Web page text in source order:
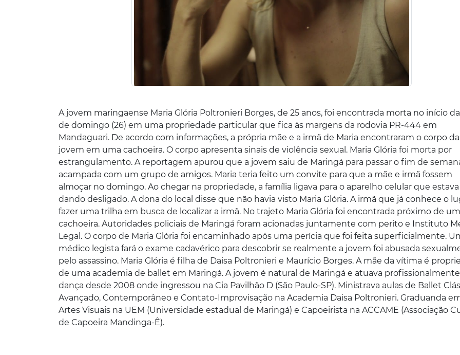
A jovem maringaense Maria Glória Poltronieri Borges, de 25 anos, foi encontrada morta no início
de domingo (26) em uma propriedade particular que fica às margens da rodovia PR-444 em
Mandaguari. De acordo com informações, a própria mãe e a irmã de Maria encontraram o corpo da
jovem em uma cachoeira. O corpo apresenta sinais de violência sexual. Maria Glória foi morta por
estrangulamento. A reportagem apurou que a jovem saiu de Maringá para passar o fim de
acampada com um grupo de amigos. Maria teria feito um convite para que a mãe e irmã fossem
almoçar no domingo. Ao chegar na propriedade, a família ligava para o aparelho celular que estava
dando desligado. A dona do local disse que não havia visto Maria Glória. A irmã que já conhece o
fazer uma trilha em busca de localizar a irmã. No trajeto Maria Glória foi encontrada próximo de
cachoeira. Autoridades policiais de Maringá foram acionadas juntamente com perito e Instituto
Legal. O corpo de Maria Glória foi encaminhado após uma perícia que foi feita superficialmente.
médico legista fará o exame cadavérico para descobrir se realmente a jovem foi abusada
pelo assassino. Maria Glória é filha de Daisa Poltronieri e Maurício Borges. A mãe da vítima é
de uma academia de ballet em Maringá. A jovem é natural de Maringá e atuava
dança desde 2008 onde ingressou na Cia Pavilhão D (São Paulo-SP). Ministrava aulas de Ballet
Avançado, Contemporâneo e Contato-Improvisação na Academia Daisa Poltronieri. Graduanda
Artes Visuais na UEM (Universidade estadual de Maringá) e Capoeirista na ACCAME (Associação
de Capoeira Mandinga-Ê).